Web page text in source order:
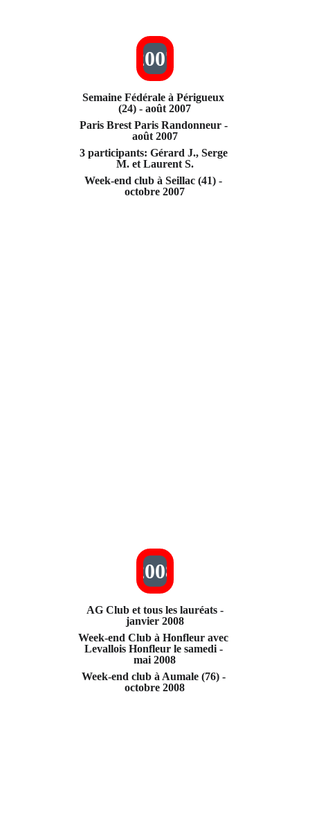
2007
Semaine Fédérale à Périgueux
(24) - août 2007
Paris Brest Paris Randonneur -
août 2007
3 participants: Gérard J., Serge
M. et Laurent S.
Week-end club à Seillac (41) -
octobre 2007
2008
AG Club et tous les lauréats -
janvier 2008
Week-end Club à Honfleur avec
Levallois Honfleur le samedi -
mai 2008
Week-end club à Aumale (76) -
octobre 2008